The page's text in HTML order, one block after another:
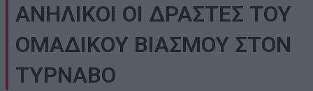
ΑΝΗΛΙΚΟΙ ΟΙ ΔΡΑΣΤΕΣ ΤΟΥ
ΟΜΑΔΙΚΟΥ ΒΙΑΣΜΟΥ ΣΤΟΝ
ΤΥΡΝΑΒΟ